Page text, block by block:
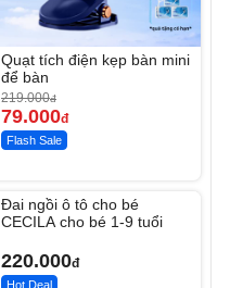
Quạt tích điện kẹp bàn mini
để bàn
219.000đ
79.000đ
Flash Sale
Đai ngồi ô tô cho bé
CECILA cho bé 1-9 tuổi
220.000đ
Hot Deal